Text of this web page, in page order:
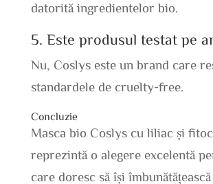
datorită ingredientelor bio.
5. Este produsul testat pe
Nu, Coslys este un brand care
standardele de cruelty-free.
Concluzie
Masca bio Coslys cu liliac și
reprezintă o alegere excelentă
care doresc să își îmbunătățească